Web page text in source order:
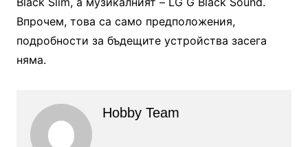
Впрочем, това са само предположения,
подробности за бъдещите устройства засега
няма.
Hobby Team